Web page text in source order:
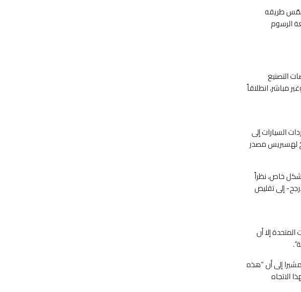
طريقه
الرسوم
التصنيع
مباشر، انطلاقاً
الجمركية إلى 25 بالمائة ستصبح واردات السيارات إلى
لهسبريس مصدر
خاص، نظراً
إلى تقليص
إلا أن
إلى أن “هذه
الاتجاه